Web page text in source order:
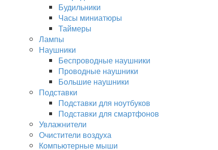
Будильники
Часы миниатюры
Таймеры
Лампы
Наушники
Беспроводные наушники
Проводные наушники
Большие наушники
Подставки
Подставки для ноутбуков
Подставки для смартфонов
Увлажнители
Очистители воздуха
Компьютерные мыши